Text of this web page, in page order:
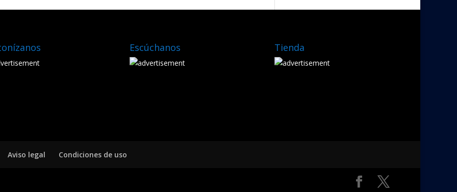
Escúchanos Tienda
Aviso legal Condiciones de uso